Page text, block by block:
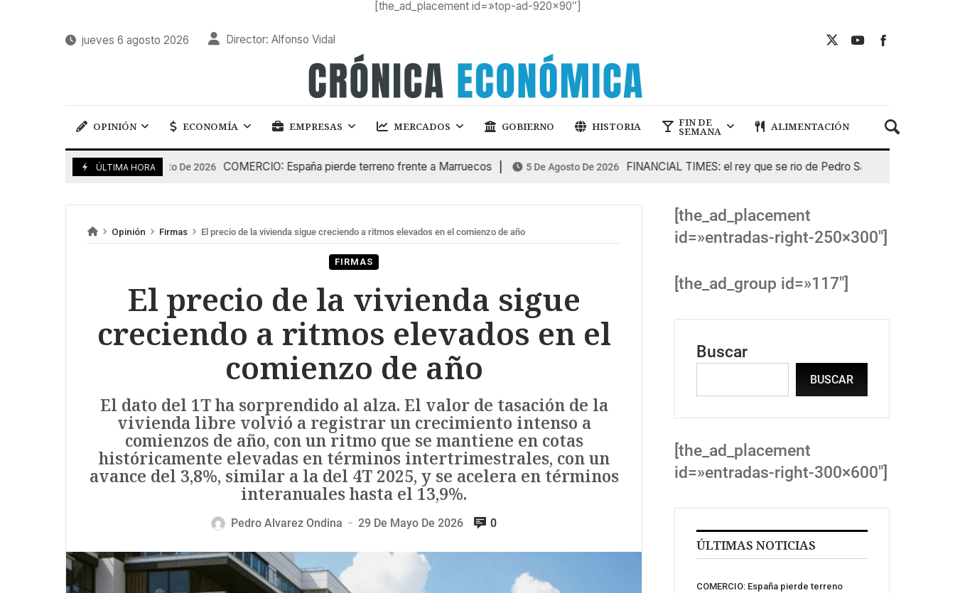
[the_ad_placement id=»top-ad-920×90″]
jueves 6 agosto 2026 Director: Alfonso Vidal
OPINIÓN ECONOMÍA EMPRESAS MERCADOS GOBIERNO HISTORIA FIN DE
SEMANA ALIMENTACIÓN
ÚLTIMA HORA
5 De Agosto De 2026 COMERCIO: España pierde terreno frente a Marruecos 5 De Agosto De 2026 FINANCIAL TIMES: el rey que se rio de Pedro Sanchez
Opinión Firmas El precio de la vivienda sigue creciendo a ritmos elevados en el comienzo de año
FIRMAS
El precio de la vivienda sigue
creciendo a ritmos elevados en el
comienzo de año
El dato del 1T ha sorprendido al alza. El valor de tasación de la
vivienda libre volvió a registrar un crecimiento intenso a
comienzos de año, con un ritmo que se mantiene en cotas
históricamente elevadas en términos intertrimestrales, con un
avance del 3,8%, similar a la del 4T 2025, y se acelera en términos
interanuales hasta el 13,9%.
Pedro Álvarez Ondina — 29 De Mayo De 2026 0
[the_ad_placement
id=»entradas-right-250×300″]
[the_ad_group id=»117″]
Buscar
BUSCAR
[the_ad_placement
id=»entradas-right-300×600″]
ÚLTIMAS NOTICIAS
COMERCIO: España pierde terreno